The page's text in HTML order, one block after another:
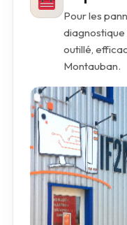
Pour les
outillé,
Montauban.